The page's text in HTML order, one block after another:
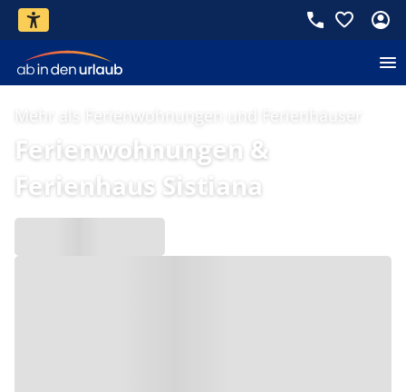
Mehr als Ferienwohnungen und Ferienhäuser
Ferienwohnungen &
Ferienhaus Sistiana